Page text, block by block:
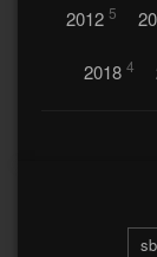
2012 5
2018 4
A